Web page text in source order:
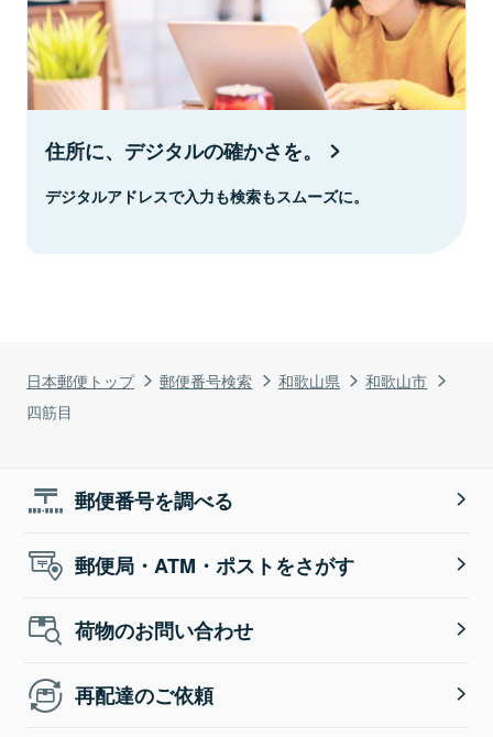
日本郵便トップ 郵便番号検索 和歌山県
和歌山市
四筋目
住所に、デジタルの確かさを。
デジタルアドレスで入力も検索もスムーズに。
郵便番号を調べる
郵便局・ATM・ポストをさがす
荷物のお問い合わせ
再配達のご依頼